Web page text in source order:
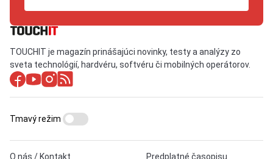
TOUCHIT je magazín prinášajúci novinky, testy a analýzy zo
sveta technológií, hardvéru, softvéru či mobilných operátorov.
O nás / Kontakt Predplatné časopisu
Tmavý režim